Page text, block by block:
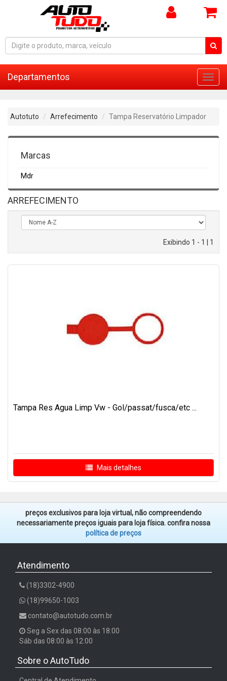
Departamentos
Autotuto Arrefecimento Tampa Reservatório Limpador
Marcas
Mdr
ARREFECIMENTO
Exibindo 1 - 1 | 1
Tampa Res Agua Limp Vw - Gol/passat/fusca/etc ...
Mais detalhes
preços exclusivos para loja virtual, não compreendendo
necessariamente preços iguais para loja física. confira nossa
política de preços
Atendimento
(18)3302-4900
(18)99650-1003
contato@autotudo.com.br
Seg a Sex das 08:00 às 18:00
Sáb das 08:00 às 12:00
Sobre o AutoTudo